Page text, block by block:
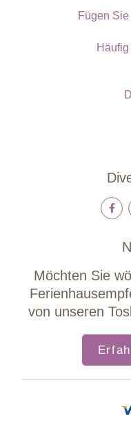
Fügen
Möchten Sie
von unseren